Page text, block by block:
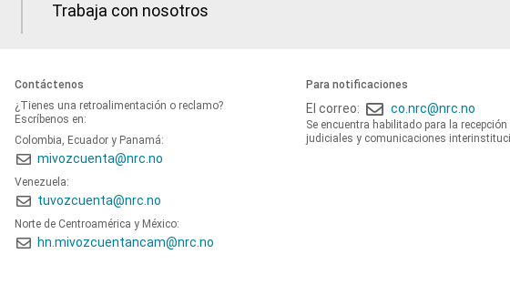
Trabaja con nosotros
Contáctenos
¿Tienes una retroalimentación o reclamo?
Escríbenos en:
Colombia, Ecuador y Panamá:
mivozcuenta@nrc.no
Venezuela:
tuvozcuenta@nrc.no
Norte de Centroamérica y México:
hn.mivozcuentancam@nrc.no
Para notificaciones
El correo: co.nrc@nrc.no
Se encuentra habilitado para la
judiciales y comunicaciones